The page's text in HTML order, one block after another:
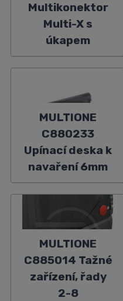
Multikonektor
Multi-X s
úkapem
MULTIONE
C880233
Upínací deska k
navaření 6mm
MULTIONE
C885014 Tažné
zařízení, řady
2-8